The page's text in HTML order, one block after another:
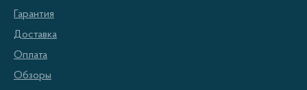
Гарантия
Доставка
Оплата
Обзоры